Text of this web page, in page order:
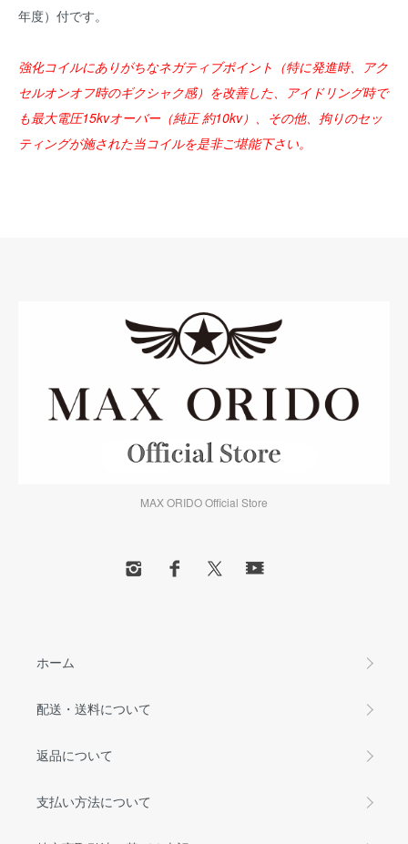
年度）付です。
強化コイルにありがちなネガティブポイント（特に発進時、アク
セルオンオフ時のギクシャク感）を改善した、アイドリング時で
も最大電圧15kvオーバー（純正 約10kv）、その他、拘りのセッ
ティングが施された当コイルを是非ご堪能下さい。
MAX ORIDO Official Store
ホーム
配送・送料について
返品について
支払い方法について